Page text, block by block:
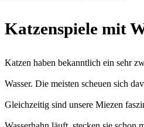
Katzenspiele mit
Katzen haben bekanntlich ein sehr
Wasser. Die meisten scheuen sich
Gleichzeitig sind unsere Miezen